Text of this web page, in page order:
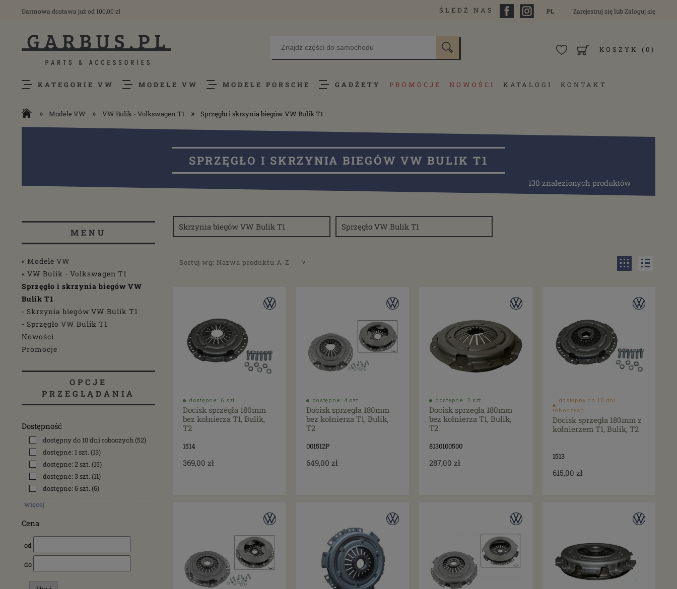
Darmowa dostawa już od 100,00 zł ŚLEDŹ NAS PL Zarejestruj sięlub Zaloguj się
KOSZYK (0)
KATEGORIE VW MODELE VW MODELE PORSCHE GADŻETY PROMOCJE NOWOŚCI KATALOGI KONTAKT
» Modele VW » VW Bulik - Volkswagen T1 » Sprzęgło i skrzynia biegów VW Bulik T1
SPRZĘGŁO I SKRZYNIA BIEGÓW VW BULIK T1
130 znalezionych produktów
MENU
« Modele VW
« VW Bulik - Volkswagen T1
Sprzęgło i skrzynia biegów VW
Bulik T1
Skrzynia biegów VW Bulik T1
Sprzęgło VW Bulik T1
Nowości
Promocje
OPCJE
PRZEGLĄDANIA
Dostępność
dostępny do 10 dni roboczych(52)
dostępne: 1 szt. (13)
dostępne: 2 szt. (15)
dostępne: 3 szt. (11)
dostępne: 6 szt. (6)
więcej
Cena
od
do
Skrzynia biegów VW Bulik T1 Sprzęgło VW Bulik T1
Sortuj wg: Nazwa produktu A-Z
dostępne: 6 szt.
Docisk sprzegła 180mm
bez kołnierza T1, Bulik,
T2
1514
369,00 zł
dostępne: 4 szt.
Docisk sprzegła 180mm
bez kołnierza T1, Bulik,
T2
001512P
649,00 zł
dostępne: 2 szt.
Docisk sprzegła 180mm
bez kołnierza T1, Bulik,
T2
8130100500
287,00 zł
dostępny do 10 dni
roboczych
Docisk sprzegła 180mm z
kołnierzem T1, Bulik, T2
1513
615,00 zł